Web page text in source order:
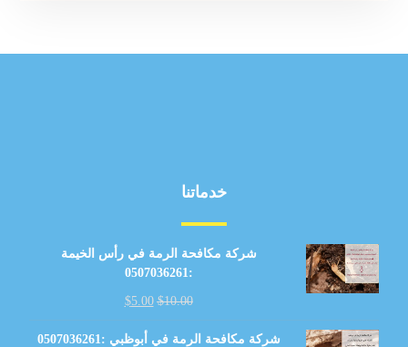
خدماتنا
شركة مكافحة الرمة في رأس الخيمة
:0507036261
$10.00
$5.00
شركة مكافحة الرمة في أبوظبي :0507036261